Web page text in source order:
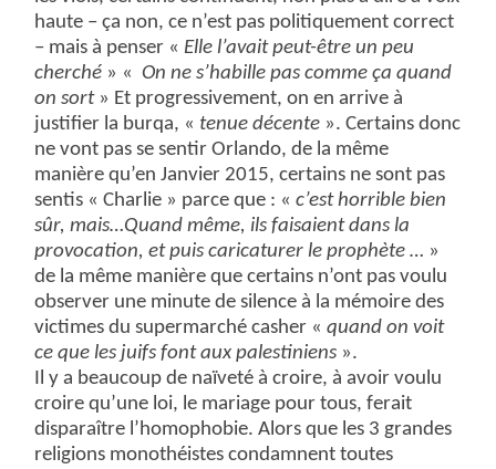
haute – ça non, ce n’est pas politiquement correct
– mais à penser « Elle l’avait peut-être un peu
cherché » «On ne s’habille pas comme ça quand
on sort » Et progressivement, on en arrive à
justifier la burqa, « tenue décente ». Certains donc
ne vont pas se sentir Orlando, de la même
manière qu’en Janvier 2015, certains ne sont pas
sentis « Charlie » parce que : «c’est horrible bien
sûr, mais…Quand même, ils faisaient dans la
provocation, et puis caricaturer le prophète … »
de la même manière que certains n’ont pas voulu
observer une minute de silence à la mémoire des
victimes du supermarché casher «quand on voit
ce que les juifs font aux palestiniens ».
Il y a beaucoup de naïveté à croire, à avoir voulu
croire qu’une loi, le mariage pour tous, ferait
disparaître l’homophobie. Alors que les 3 grandes
religions monothéistes condamnent toutes